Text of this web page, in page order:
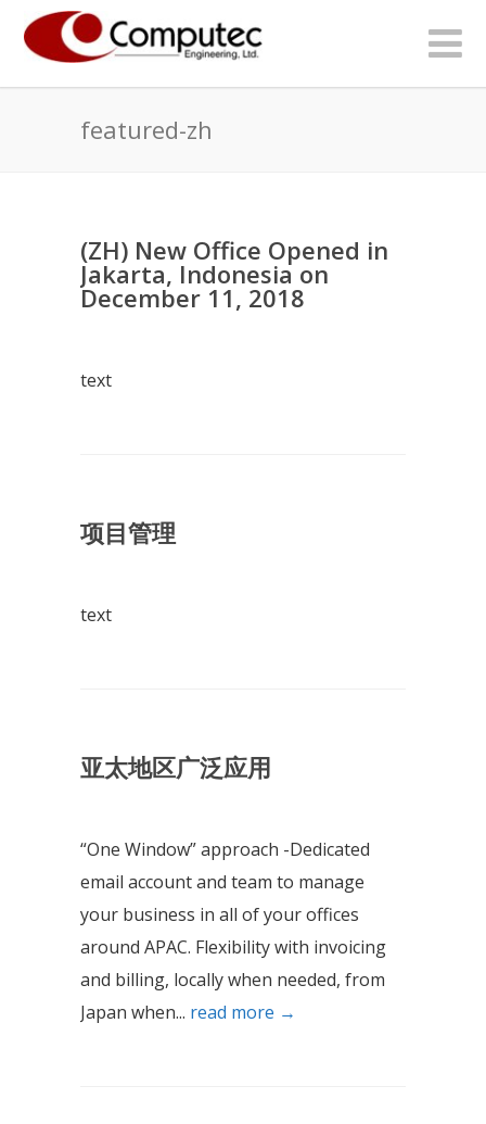
featured-zh
(ZH) New Office Opened in
Jakarta, Indonesia on
December 11, 2018
text
项目管理
text
亚太地区广泛应用
“One Window” approach -Dedicated
email account and team to manage
your business in all of your offices
around APAC. Flexibility with invoicing
and billing, locally when needed, from
Japan when... read more →